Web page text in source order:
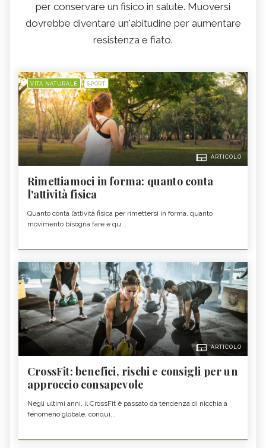
per conservare un fisico in salute. Muoversi
dovrebbe diventare un'abitudine per aumentare
resistenza e fiato.
VITA NATURALE SPORT
ARTICOLO
Rimettiamoci in forma: quanto conta
l'attività fisica
Quanto conta l’attività fisica per rimettersi in forma, quanto
movimento bisogna fare e qu...
ARTICOLO
CrossFit: benefici, rischi e consigli per un
approccio consapevole
Negli ultimi anni, il CrossFit è passato da tendenza di nicchia a
fenomeno globale, conqui...